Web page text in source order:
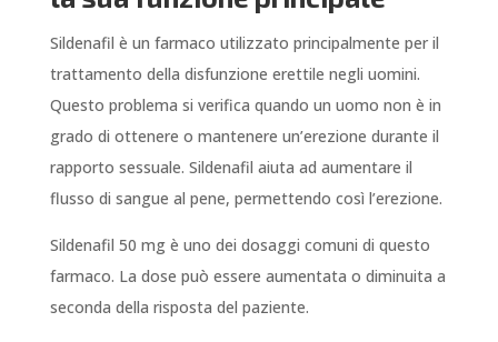
Sildenafil è un farmaco utilizzato principalmente per il
trattamento della disfunzione erettile negli uomini.
Questo problema si verifica quando un uomo non è in
grado di ottenere o mantenere un’erezione durante il
rapporto sessuale. Sildenafil aiuta ad aumentare il
flusso di sangue al pene, permettendo così l’erezione.
Sildenafil 50 mg è uno dei dosaggi comuni di questo
farmaco. La dose può essere aumentata o diminuita a
seconda della risposta del paziente.